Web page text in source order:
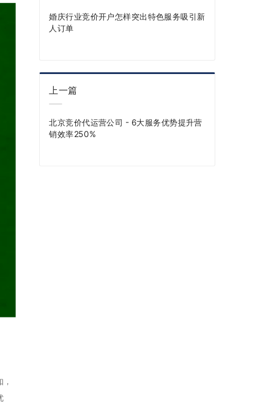
婚庆行业竞价开户怎样突出特色服务吸引新
人订单
上一篇
北京竞价代运营公司 - 6大服务优势提升营
销效率250%